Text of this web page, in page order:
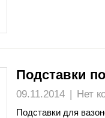
Подставки
09.11.2014 | Нет
Подставки для